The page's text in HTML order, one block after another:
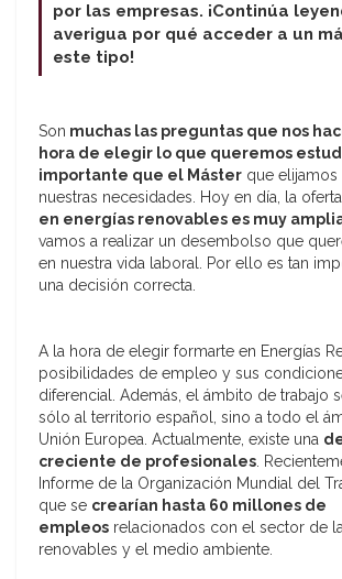
por las empresas. ¡Continúa
averigua por qué acceder a un
este tipo!
Son muchas las preguntas que nos
hora de elegir lo que queremos
importante que el Máster que elijamos
nuestras necesidades. Hoy en día, la
en energías renovables es muy
vamos a realizar un desembolso que
en nuestra vida laboral. Por ello es tan
una decisión correcta.
A la hora de elegir formarte en Energías
posibilidades de empleo y sus
diferencial. Además, el ámbito de trabajo
sólo al territorio español, sino a todo el
Unión Europea. Actualmente, existe una
creciente de profesionales.
Informe de la Organización Mundial del
que se crearían hasta 60 millones de
empleos relacionados con el sector de
renovables y el medio ambiente.